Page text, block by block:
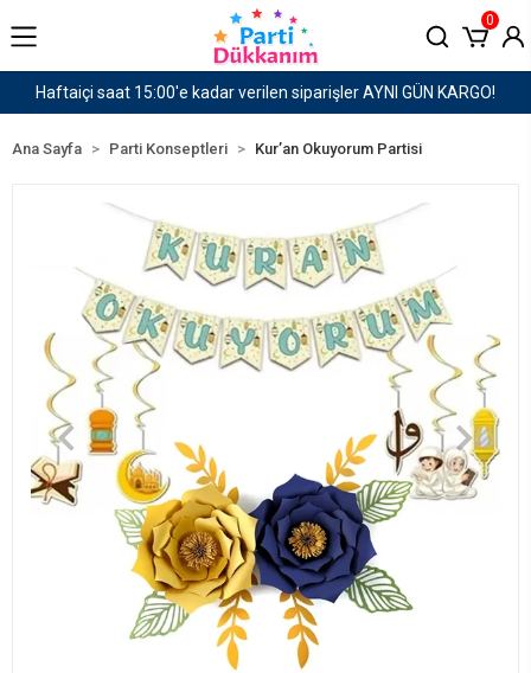
KARGO! 1500 TL ve Üzeri Kargo Ücretsiz!
0
Ana Sayfa Parti Konseptleri Kur’an Okuyorum Partisi